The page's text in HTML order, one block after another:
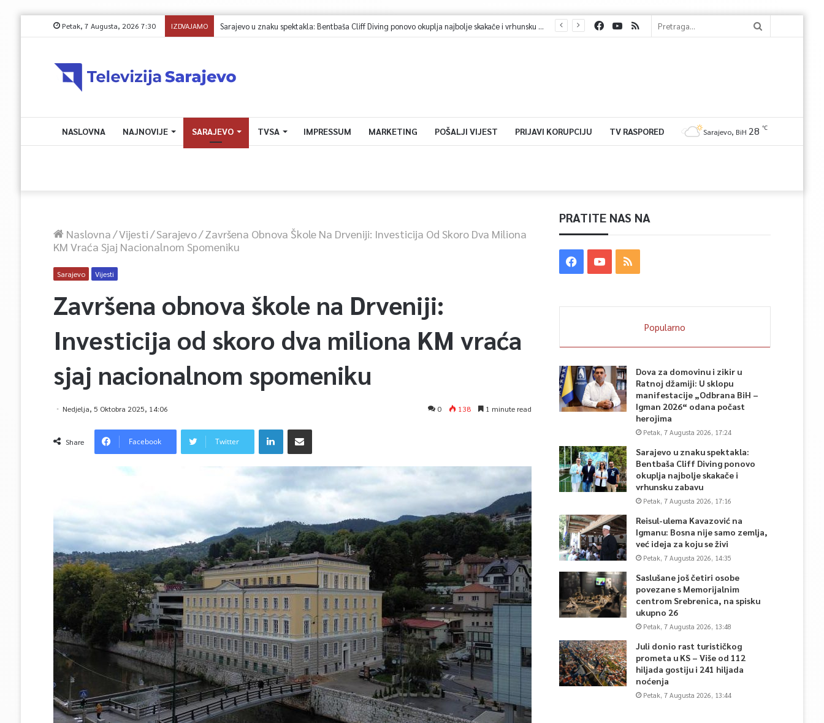
Petak, 7 Augusta, 2026 7:30 IZDVAJAMO
NASLOVNA NAJNOVIJE SARAJEVO TVSA IMPRESSUM MARKETING POŠALJI VIJEST PRIJAVI KORUPCIJU TV RASPORED Sarajevo, BiH 28 ℃
Naslovna/Vijesti/Sarajevo/Završena Obnova Škole Na Drveniji: Investicija Od Skoro Dva Miliona
KM Vraća Sjaj Nacionalnom Spomeniku
Sarajevo Vijesti
Završena obnova škole na Drveniji:
Investicija od skoro dva miliona KM vraća
sjaj nacionalnom spomeniku
Nedjelja, 5 Oktobra 2025, 14:06 0 138 1 minute read
Share Facebook Twitter
PRATITE NAS NA
Popularno
Dova za domovinu i zikir u
Ratnoj džamiji: U sklopu
manifestacije „Odbrana BiH –
Igman 2026“ odana počast
herojima
Petak, 7 Augusta 2026, 17:24
Sarajevo u znaku spektakla:
Bentbaša Cliff Diving ponovo
okuplja najbolje skakače i
vrhunsku zabavu
Petak, 7 Augusta 2026, 17:16
Reisul-ulema Kavazović na
Igmanu: Bosna nije samo zemlja,
već ideja za koju se živi
Petak, 7 Augusta 2026, 14:35
Saslušane još četiri osobe
povezane s Memorijalnim
centrom Srebrenica, na spisku
ukupno 26
Petak, 7 Augusta 2026, 13:48
Juli donio rast turističkog
prometa u KS – Više od 112
hiljada gostiju i 241 hiljada
noćenja
Petak, 7 Augusta 2026, 13:44